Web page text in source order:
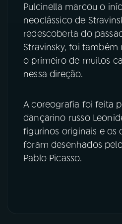
Pulcinella marcou o
neoclássico de
redescoberta do
Stravinsky, foi também
o primeiro de muitos
nessa direção.
A coreografia foi feita
dançarino russo
figurinos originais e os
foram desenhados
Pablo Picasso.